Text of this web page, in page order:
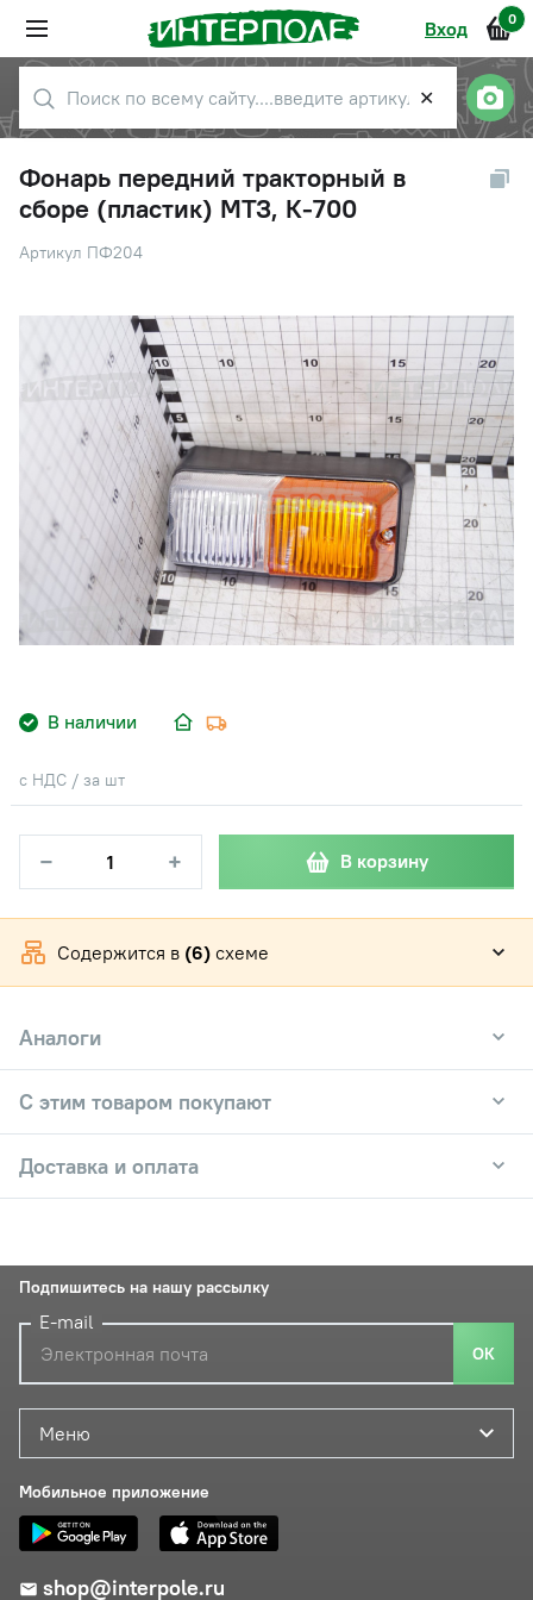
Вход 0
✕
Фонарь передний тракторный в
сборе (пластик) МТЗ, К-700
Артикул ПФ204
В наличии
с НДС / за шт
− + В корзину
Содержится в (6) схеме
Аналоги
С этим товаром покупают
Доставка и оплата
Меню
Мобильное приложение
shop@interpole.ru
Подпишитесь на нашу рассылку
E-mail
ОК